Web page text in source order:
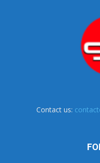
Contact us: